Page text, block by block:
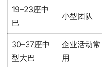
19–23座中
巴
小型团队
30–37座中
型大巴
企业活动常
用